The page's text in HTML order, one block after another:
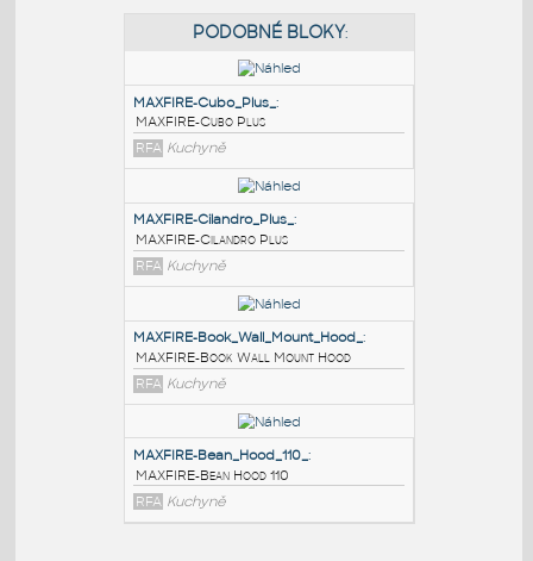
PODOBNÉ BLOKY
MAXFIRE-Cubo_Plus_
MAXFIRE-Cubo Plus
RFA Kuchyně
MAXFIRE-Cilandro_Plus_:
MAXFIRE-Cilandro Plus
RFA Kuchyně